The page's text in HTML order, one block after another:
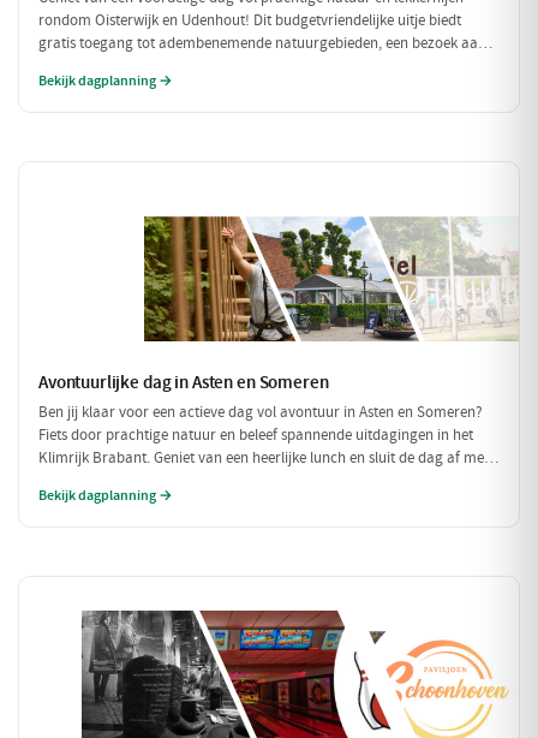
rondom Oisterwijk en Udenhout! Dit budgetvriendelijke uitje biedt
gratis toegang tot adembenemende natuurgebieden, een bezoek aan
lunch. Perfect voor een dag vol avontuur zonder je portemonnee te
Bekijk dagplanning →
Avontuurlijke dag in Asten en Someren
Ben jij klaar voor een actieve dag vol avontuur in Asten en Someren?
Fiets door prachtige natuur en beleef spannende uitdagingen in het
Klimrijk Brabant. Geniet van een heerlijke lunch en sluit de dag af met
fietsen!
Bekijk dagplanning →